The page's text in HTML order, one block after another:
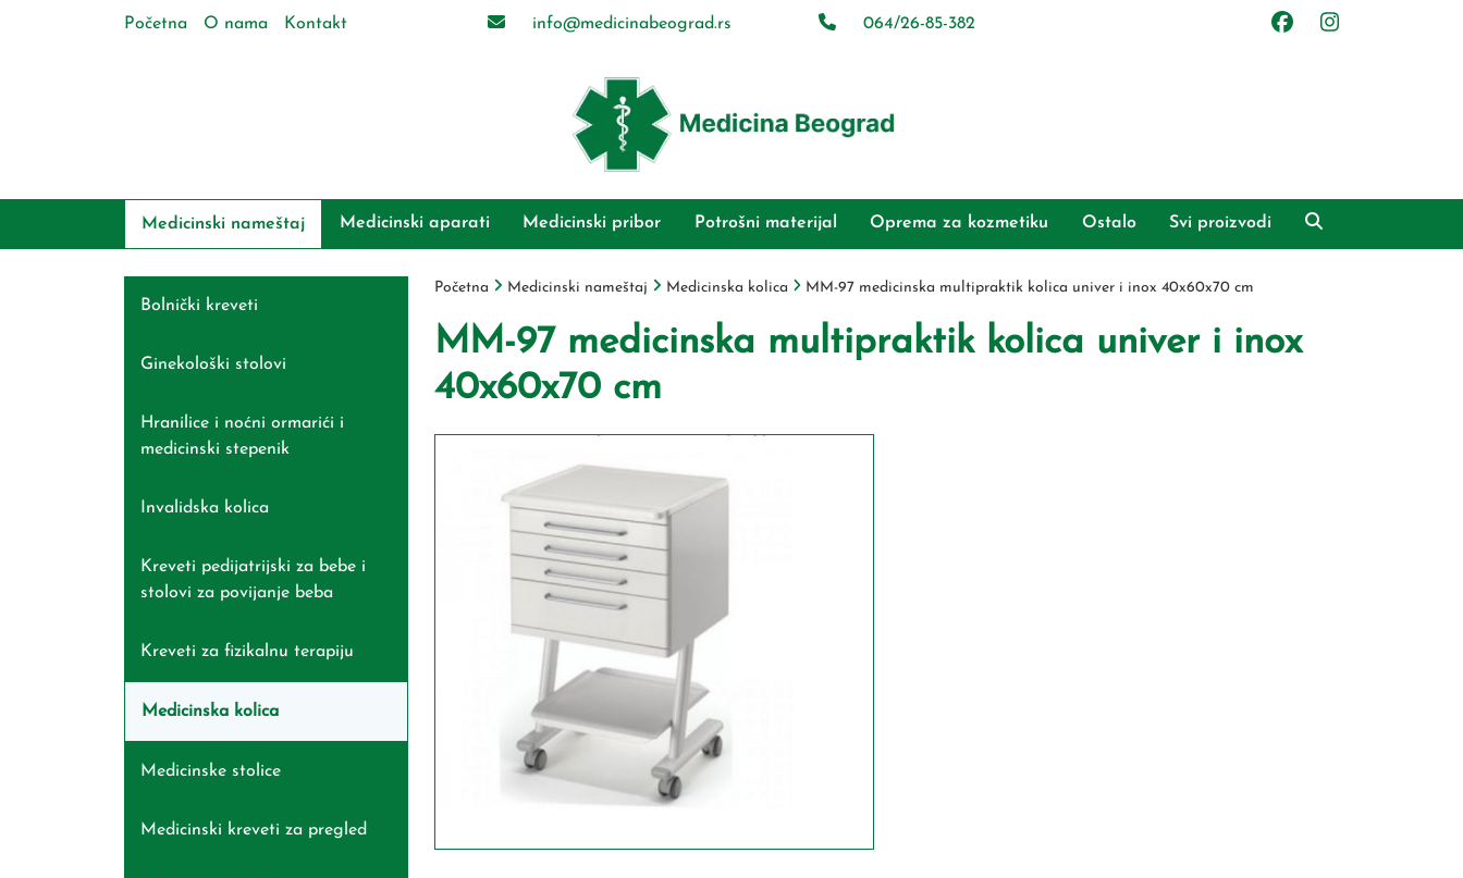
Početna O nama Kontakt info@medicinabeograd.rs 064/26-85-382
Medicinski nameštaj Medicinski aparati Medicinski pribor Potrošni materijal Oprema za kozmetiku Ostalo Svi proizvodi
Bolnički kreveti
Ginekološki stolovi
Hranilice i noćni ormarići i
medicinski stepenik
Invalidska kolica
Kreveti pedijatrijski za bebe i
stolovi za povijanje beba
Kreveti za fizikalnu terapiju
Medicinska kolica
Medicinske stolice
Medicinski kreveti za pregled
Početna Medicinski nameštaj Medicinska kolica MM-97 medicinska multipraktik kolica univer i inox 40x60x70 cm
MM-97 medicinska multipraktik kolica univer i inox
40x60x70 cm